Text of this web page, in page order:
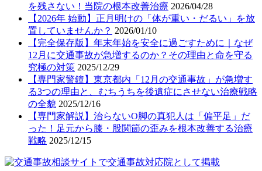
を残さない！当院の根本改善治療 2026/04/28
【2026年 始動】正月明けの「体が重い・だるい」を放
置していませんか？ 2026/01/10
【完全保存版】年末年始を安全に過ごすために｜なぜ
12月に交通事故が急増するのか？その理由と命を守る
究極の対策 2025/12/29
【専門家警鐘】東京都内「12月の交通事故」が急増す
る3つの理由と、むちうちを後遺症にさせない治療戦略
の全貌 2025/12/16
【専門家解説】治らないO脚の真犯人は「偏平足」だ
った！足元から膝・股関節の歪みを根本改善する治療
戦略 2025/12/15